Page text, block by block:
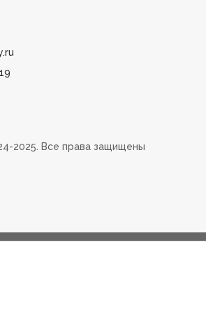
2025. Все права защищены